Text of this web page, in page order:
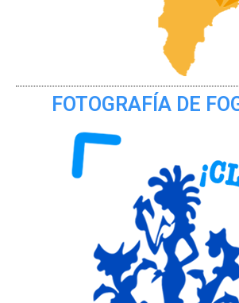
FOTOGRAFÍA DE